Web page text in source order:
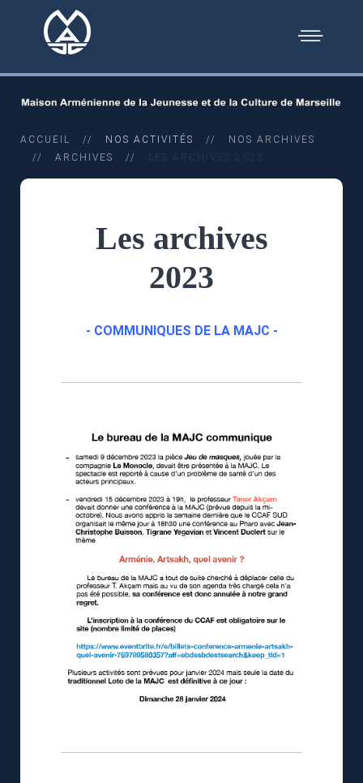
ACCUEIL NOS ACTIVITÉS
NOS ARCHIVES
ARCHIVES
LES ARCHIVES 2023
Les archives
2023
- COMMUNIQUES DE LA MAJC -